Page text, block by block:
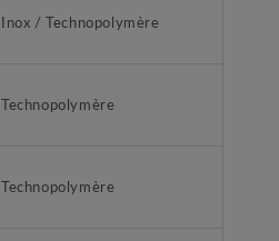
Inox / Technopolymère
Technopolymère
Technopolymère